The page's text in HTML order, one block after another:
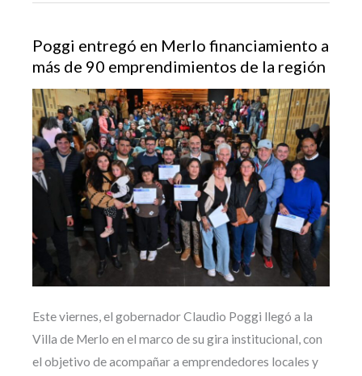
Poggi entregó en Merlo financiamiento a
más de 90 emprendimientos de la región
Este viernes, el gobernador Claudio Poggi llegó a la
Villa de Merlo en el marco de su gira institucional, con
el objetivo de acompañar a emprendedores locales y